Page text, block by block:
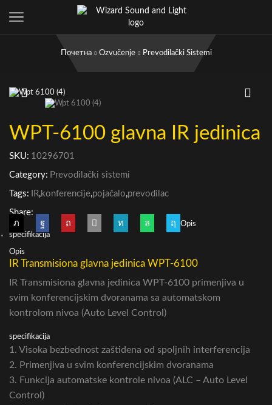
Почетна Ozvučenje Prevodilački Sistemi
WPT-6100 glavna IR jedinica
SKU: 10296701
Category: Prevodilački sistemi
Tags: IR,konferencije,pojačalo,prevodilac
Share:
Opis
specifikacija
Opis
IR Transmisiona glavna jedinica WPT-6100
IR Transmisiona glavna jedinica WPT-6100 primenjiva u
svim konferencijskim dvoranama sa automatskom
kontrolom nivoa (Auto Level Control)
specifikacija
1. Visoka bezbednost zaštidena od spoljnih interferencija
2. Primenjiva u svim konferencijskim dvoranama
3. Funkcija automatske kontrole nivoa (ALC – Auto Level
Control)